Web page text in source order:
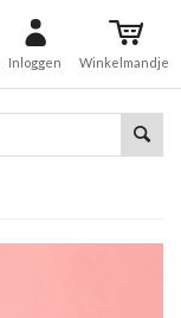
Inloggen Winkelmandje